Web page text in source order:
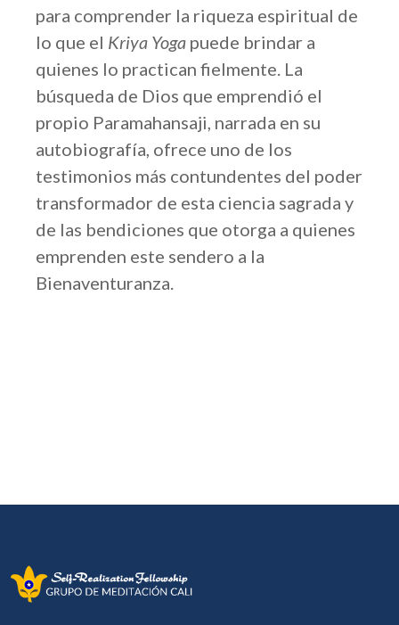
para comprender la riqueza espiritual de
lo que el Kriya Yoga puede brindar a
quienes lo practican fielmente. La
búsqueda de Dios que emprendió el
propio Paramahansaji, narrada en su
autobiografía, ofrece uno de los
testimonios más contundentes del poder
transformador de esta ciencia sagrada y
de las bendiciones que otorga a quienes
emprenden este sendero a la
Bienaventuranza.